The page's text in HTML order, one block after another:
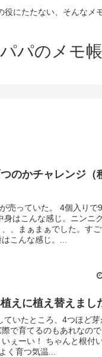
役にたたない、そんなメ
パのメモ帳
のかチャレンジ（
売っていた。 4個入りで
はこんな感じ。ニンニ
、まぁまぁでした。す
こんな感じ。...
えに植え替えまし
いたところ、4つほど芽
で育てるのもあれなの
ぇーい！ ちゃんと根付
く育つ気温...